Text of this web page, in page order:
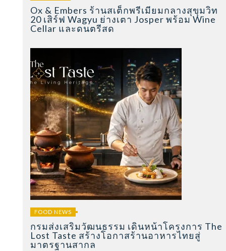
Ox & Embers ร้านสเต็กพรีเมียมกลางสุขุมวิท
20 เสิร์ฟ Wagyu ย่างเตา Josper พร้อม Wine
Cellar และดนตรีสด
FOOD NEWS
กรมส่งเสริมวัฒนธรรม เดินหน้าโครงการ The
Lost Taste สร้างโอกาสร้านอาหารไทยสู่
มาตรฐานสากล